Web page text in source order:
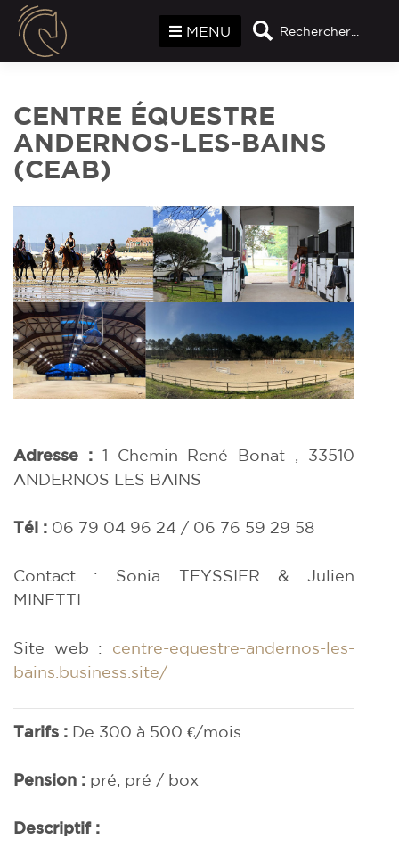
Rechercher...
MENU
CENTRE ÉQUESTRE
ANDERNOS-LES-BAINS
(CEAB)
Adresse : 1 Chemin René Bonat , 33510
ANDERNOS LES BAINS
Tél : 06 79 04 96 24 / 06 76 59 29 58
Contact : Sonia TEYSSIER & Julien
MINETTI
Site web : centre-equestre-andernos-les-
bains.business.site/
Tarifs : De 300 à 500 €/mois
Pension : pré, pré / box
Descriptif :
Panneau de gestion des cookies